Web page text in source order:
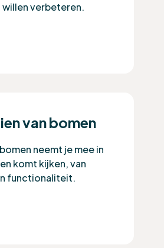
verbeteren.
van bomen
neemt je mee in
komt kijken, van
functionaliteit.